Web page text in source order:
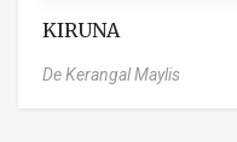
KIRUNA
De Kerangal Maylis